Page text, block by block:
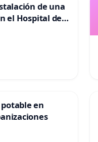
de una
el Hospital de
en